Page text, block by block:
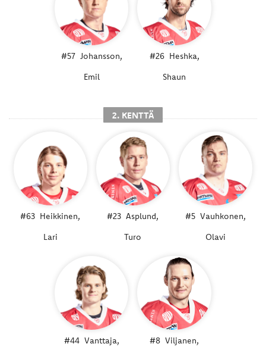
#57 Johansson,
Emil
#26 Heshka,
Shaun
2. KENTTÄ
#63 Heikkinen,
Lari
#23 Asplund,
Turo
#5 Vauhkonen,
Olavi
#44 Vanttaja,
#8 Viljanen,